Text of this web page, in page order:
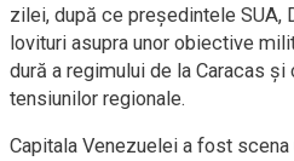
zilei, după ce președintele SUA,
lovituri asupra unor obiective
dură a regimului de la Caracas
tensiunilor regionale.
Capitala Venezuelei a fost